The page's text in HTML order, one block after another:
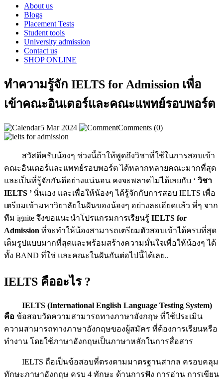
About us
Blogs
Placement Tests
Student tools
University admission
Contact us
SHOP ONLINE
ทำความรู้จัก IELTS for Admission เพื่อ
เข้าคณะอินเตอร์และคณะแพทย์รอบพอร์ต
5 Mar 2024 Comments (0)
สวัสดีครับน้องๆ ช่วงนี้ถ้าให้พูดถึงวิชาที่ใช้ในการสอบเข้า
คณะอินเตอร์และแพทย์รอบพอร์ต ได้หลากหลายคณะมากที่สุด
และเป็นที่รู้จักกันดีอย่างแน่นอน คงจะพลาดไม่ได้เลยกับ ‘ วิชา
IELTS ’ นั่นเอง และเพื่อให้น้องๆ ได้รู้จักกับการสอบ IELTS เพื่อ
เตรียมเข้ามหาวิยาลัยในฝันของน้องๆ อย่างละเอียดแล้ว พี่ๆ จาก
ทีม ignite จึงขอแนะนำโปรแกรมการเรียนรู้ IELTS for
Admission ที่จะทำให้น้องสามารถเตรียมตัวสอบเข้าได้ครบที่สุด
เต็มรูปแบบมากที่สุดและพร้อมสร้างความมั่นใจเพื่อให้น้องๆ ได้
ทั้ง BAND ที่ใช่ และคณะในฝันกันต่อไปนี้ได้เลย..
IELTS คืออะไร ?
IELTS (International English Language Testing System)
คือ ข้อสอบวัดความสามารถทางภาษาอังกฤษ ที่ใช้ประเมิน
ความสามารถทางภาษาอังกฤษของผู้สมัคร ที่ต้องการเรียนหรือ
ทำงาน โดยใช้ภาษาอังกฤษเป็นภาษาหลักในการสื่อสาร
IELTS ถือเป็นข้อสอบที่ตรงตามมาตรฐานสากล ครอบคลุม
ทักษะภาษาอังกฤษ ครบ 4 ทักษะ ด้านการฟัง การอ่าน การเขียน